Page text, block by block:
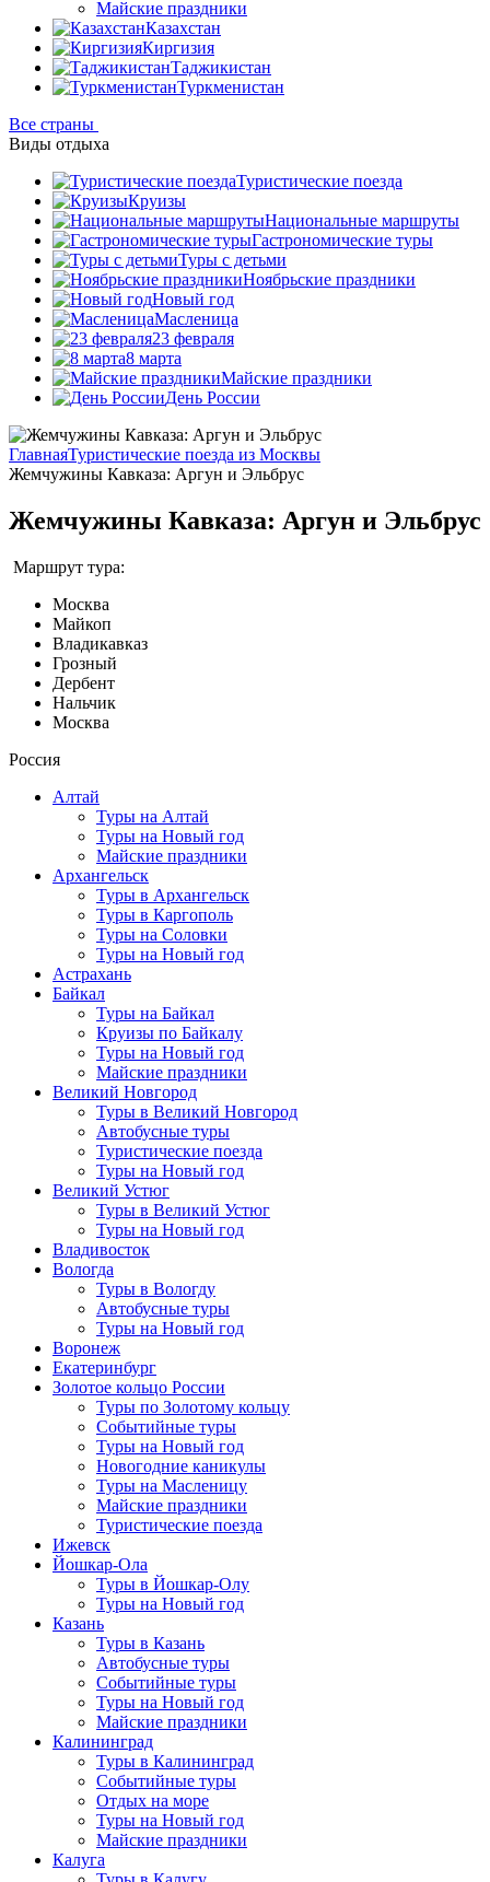
Майские праздники
Казахстан
Киргизия
Таджикистан
Туркменистан
Все страны
Виды отдыха
Туристические поезда
Круизы
Национальные маршруты
Гастрономические туры
Туры с детьми
Ноябрьские праздники
Новый год
Масленица
23 февраля
8 марта
Майские праздники
День России
ГлавнаяТуристические поезда из Москвы
Жемчужины Кавказа: Аргун и Эльбрус
Жемчужины Кавказа: Аргун и Эльбрус
Маршрут тура:
Москва
Майкоп
Владикавказ
Грозный
Дербент
Нальчик
Москва
Россия
Алтай
Туры на Алтай
Туры на Новый год
Майские праздники
Архангельск
Туры в Архангельск
Туры в Каргополь
Туры на Соловки
Туры на Новый год
Астрахань
Байкал
Туры на Байкал
Круизы по Байкалу
Туры на Новый год
Майские праздники
Великий Новгород
Туры в Великий Новгород
Автобусные туры
Туристические поезда
Туры на Новый год
Великий Устюг
Туры в Великий Устюг
Туры на Новый год
Владивосток
Вологда
Туры в Вологду
Автобусные туры
Туры на Новый год
Воронеж
Екатеринбург
Золотое кольцо России
Туры по Золотому кольцу
Событийные туры
Туры на Новый год
Новогодние каникулы
Туры на Масленицу
Майские праздники
Туристические поезда
Ижевск
Йошкар-Ола
Туры в Йошкар-Олу
Туры на Новый год
Казань
Туры в Казань
Автобусные туры
Событийные туры
Туры на Новый год
Майские праздники
Калининград
Туры в Калининград
Событийные туры
Отдых на море
Туры на Новый год
Майские праздники
Калуга